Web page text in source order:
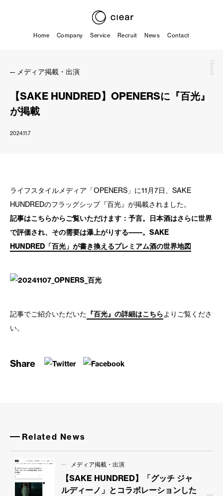
Home Company Service Recruit News Contact
News
メディア掲載・出演
【SAKE HUNDRED】OPENERSに『百光』
が掲載
2024.11.7
ライフスタイルメディア「OPENERS」に11月7日、SAKE
HUNDREDのフラッグシップ『百光』が掲載されました。
記事はこちらからご覧いただけます：予言。日本酒はさらに世界
で評価され、その需要は瀑上がりする――。SAKE
HUNDRED「百光」が書き換えるプレミアム酒の世界地図
記事でご紹介いただいた 『百光』の詳細はこちらよりご覧くださ
い。
Share
Related News
メディア掲載・出演
【SAKE HUNDRED】「グッチ ジャ
ルディーノ」とコラボレーションした